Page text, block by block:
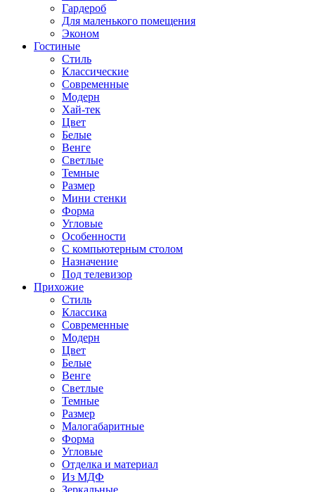
Гардероб
Для маленького помещения
Эконом
Гостиные
Стиль
Классические
Современные
Модерн
Хай-тек
Цвет
Белые
Венге
Светлые
Темные
Размер
Мини стенки
Форма
Угловые
Особенности
С компьютерным столом
Назначение
Под телевизор
Прихожие
Стиль
Классика
Современные
Модерн
Цвет
Белые
Венге
Светлые
Темные
Размер
Малогабаритные
Форма
Угловые
Отделка и материал
Из МДФ
Зеркальные